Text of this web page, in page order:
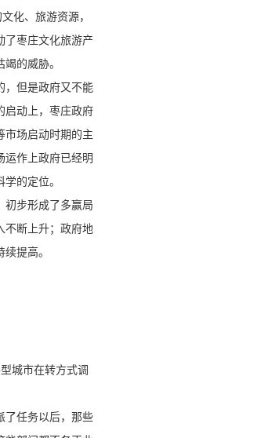
化、旅游资源，
了枣庄文化旅游产
的威胁。
，但是政府又不能
启动上，枣庄政府
市场启动时期的主
运作上政府已经明
的定位。
初步形成了多赢局
不断上升；政府地
提高。
城市在转方式调
了任务以后，那些